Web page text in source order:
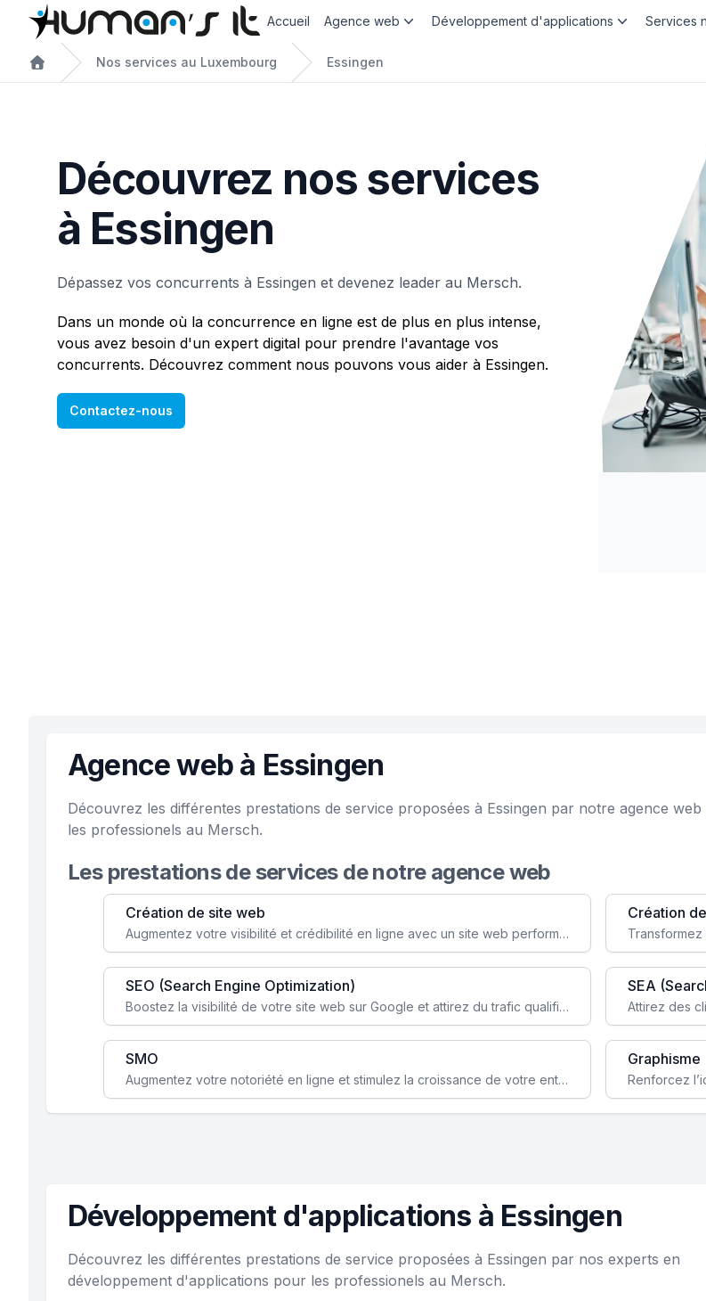
Accueil Agence web Développement d'applications Services
Nos services au Luxembourg Essingen
Découvrez nos services
à Essingen
Dépassez vos concurrents à Essingen et devenez leader au Mersch.
Dans un monde où la concurrence en ligne est de plus en plus intense,
vous avez besoin d'un expert digital pour prendre l'avantage vos
concurrents. Découvrez comment nous pouvons vous aider à Essingen.
Contactez-nous
Agence web à Essingen
Découvrez les différentes prestations de service proposées à Essingen par notre agence
les professionels au Mersch.
Les prestations de services de notre agence web
Création de site web
Augmentez votre visibilité et crédibilité en ligne avec un site web performant, conçu pour attirer plus de clients.
Création
SEO (Search Engine Optimization)
Boostez la visibilité de votre site web sur Google et attirez du trafic qualifié grâce à nos stratégies SEO.
SEA
SMO
Augmentez votre notoriété en ligne et stimulez la croissance de votre entreprise grâce à une stratégie sociale sur mesure.
Graphisme
Développement d'applications à Essingen
Découvrez les différentes prestations de service proposées à Essingen par nos experts en
développement d'applications pour les professionels au Mersch.